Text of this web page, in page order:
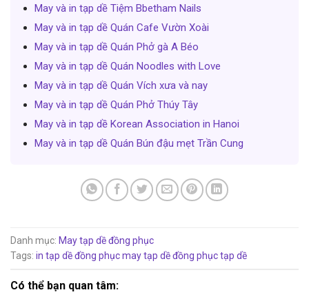
May và in tạp dề Tiệm Bbetham Nails
May và in tạp dề Quán Cafe Vườn Xoài
May và in tạp dề Quán Phở gà A Béo
May và in tạp dề Quán Noodles with Love
May và in tạp dề Quán Vích xưa và nay
May và in tạp dề Quán Phở Thúy Tây
May và in tạp dề Korean Association in Hanoi
May và in tạp dề Quán Bún đậu mẹt Trần Cung
Danh mục: May tạp dề đồng phục
Tags: in tạp dề đồng phụcmay tạp dề đồng phụctạp dề
Có thể bạn quan tâm: